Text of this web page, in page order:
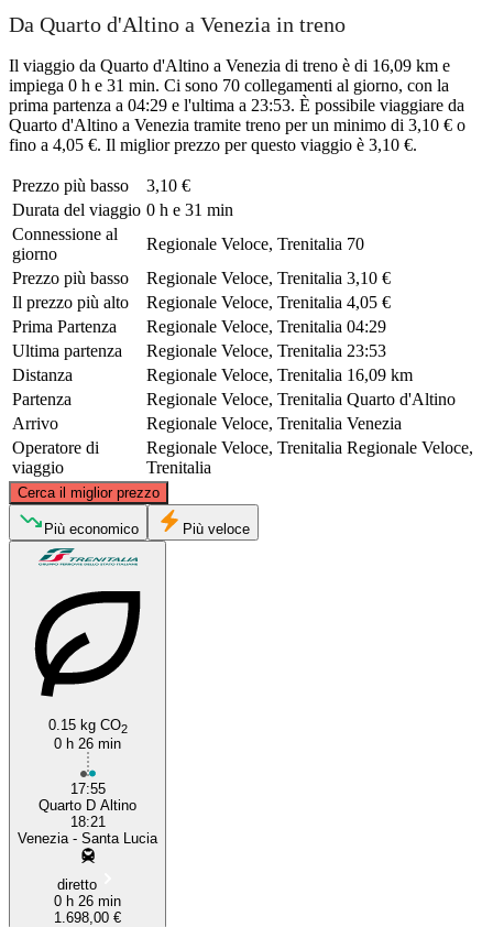
Da Quarto d'Altino a Venezia in treno
Il viaggio da Quarto d'Altino a Venezia di treno è di 16,09 km e
impiega 0 h e 31 min. Ci sono 70 collegamenti al giorno, con la
prima partenza a 04:29 e l'ultima a 23:53. È possibile viaggiare da
Quarto d'Altino a Venezia tramite treno per un minimo di 3,10 € o
fino a 4,05 €. Il miglior prezzo per questo viaggio è 3,10 €.
Prezzo più basso
3,10 €
Durata del viaggio 0 h e 31 min
Connessione al
giorno
Regionale Veloce, Trenitalia 70
Prezzo più basso
Regionale Veloce, Trenitalia 3,10 €
Il prezzo più alto
Regionale Veloce, Trenitalia 4,05 €
Prima Partenza
Regionale Veloce, Trenitalia 04:29
Ultima partenza
Regionale Veloce, Trenitalia 23:53
Distanza
Regionale Veloce, Trenitalia 16,09 km
Partenza
Regionale Veloce, Trenitalia Quarto d'Altino
Arrivo
Regionale Veloce, Trenitalia Venezia
Operatore di
viaggio
Regionale Veloce, Trenitalia Regionale Veloce,
Trenitalia
Cerca il miglior prezzo
Più economico Più veloce
0.15 kg CO2
0 h 26 min
17:55
Quarto D Altino
18:21
Venezia - Santa Lucia
diretto
0 h 26 min
1.698,00 €